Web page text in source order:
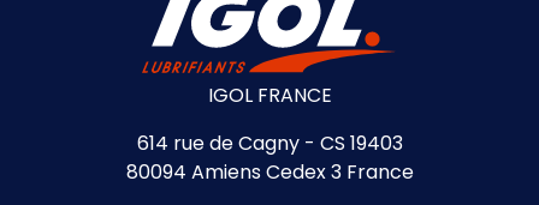
IGOL FRANCE
614 rue de Cagny - CS 19403
80094 Amiens Cedex 3 France